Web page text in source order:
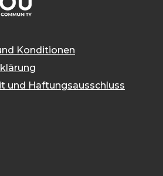
Konditionen
und Haftungsausschluss